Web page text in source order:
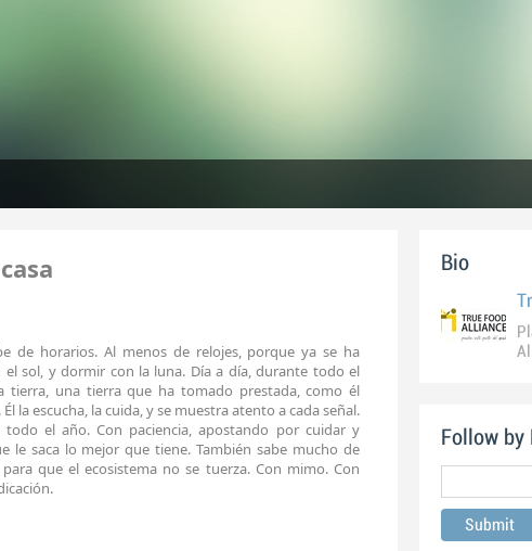
de horarios. Al menos de relojes, porque ya se ha
sol, y dormir con la luna. Día a día, durante todo el
tierra, una tierra que ha tomado prestada, como él
la escucha, la cuida, y se muestra atento a cada señal.
todo el año. Con paciencia, apostando por cuidar y
le saca lo mejor que tiene. También sabe mucho de
que el ecosistema no se tuerza. Con mimo. Con
Bio
Follow by